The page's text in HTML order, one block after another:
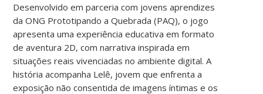
Desenvolvido em parceria com jovens aprendizes
da ONG Prototipando a Quebrada (PAQ), o jogo
apresenta uma experiência educativa em formato
de aventura 2D, com narrativa inspirada em
situações reais vivenciadas no ambiente digital. A
história acompanha Lelê, jovem que enfrenta a
exposição não consentida de imagens íntimas e os